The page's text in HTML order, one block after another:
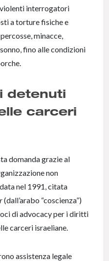
interrogatori
a torture fisiche e
minacce,
fino alle condizioni
detenuti
carceri
domanda grazie al
non
nel 1991, citata
(dall’arabo “coscienza”)
di advocacy per i diritti
carceri israeliane.
assistenza legale